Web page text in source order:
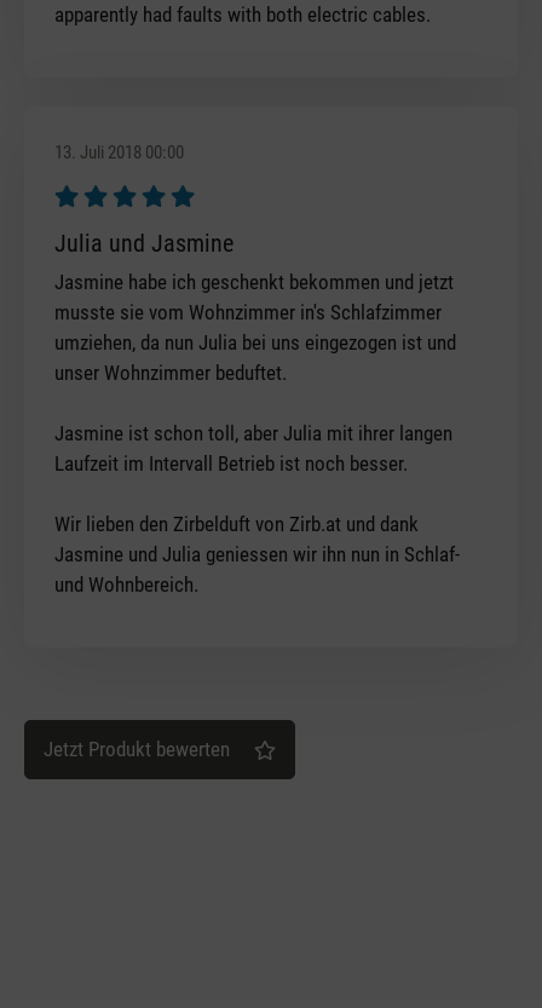
apparently had faults with both electric cables.
13. Juli 2018 00:00
Bewertung mit 5 von 5 Sternen
Julia und Jasmine
Jasmine habe ich geschenkt bekommen und jetzt
musste sie vom Wohnzimmer in's Schlafzimmer
umziehen, da nun Julia bei uns eingezogen ist und
unser Wohnzimmer beduftet.
Jasmine ist schon toll, aber Julia mit ihrer langen
Laufzeit im Intervall Betrieb ist noch besser.
Wir lieben den Zirbelduft von Zirb.at und dank
Jasmine und Julia geniessen wir ihn nun in Schlaf-
und Wohnbereich.
Jetzt Produkt bewerten